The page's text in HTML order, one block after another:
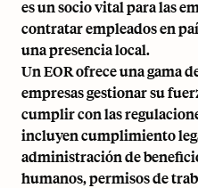
es un socio vital para las
contratar empleados en
una presencia local.
Un EOR ofrece una gama
empresas gestionar su
cumplir con las
incluyen cumplimiento
administración de
humanos, permisos de